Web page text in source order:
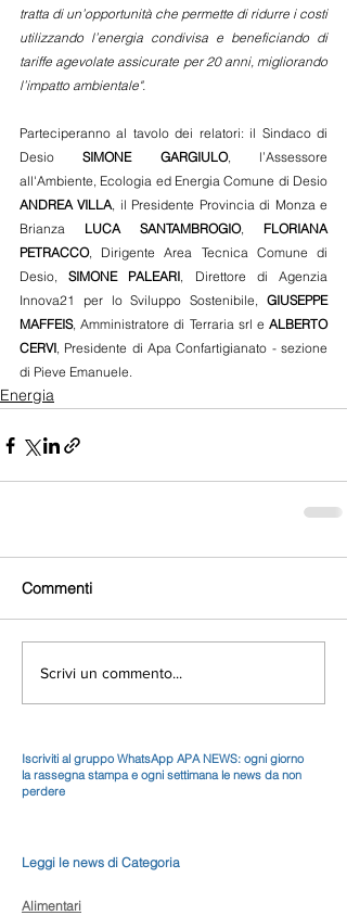
tratta di un’opportunità che permette di ridurre i costi
utilizzando l’energia condivisa e beneficiando di
tariffe agevolate assicurate per 20 anni, migliorando
l’impatto ambientale".
Parteciperanno al tavolo dei relatori: il Sindaco di
Desio SIMONE GARGIULO, l’Assessore
ANDREA VILLA, il Presidente Provincia di Monza e
Brianza LUCA SANTAMBROGIO, FLORIANA
PETRACCO, Dirigente Area Tecnica Comune di
Desio, SIMONE PALEARI, Direttore di Agenzia
Innova21 per lo Sviluppo Sostenibile, GIUSEPPE
MAFFEIS, Amministratore di Terraria srl e ALBERTO
CERVI, Presidente di Apa Confartigianato - sezione
di Pieve Emanuele.
Energia
Commenti
Scrivi un commento...
Iscriviti al gruppo WhatsApp APA NEWS: ogni giorno
la rassegna stampa e ogni settimana le news da non
perdere
Leggi le news di Categoria
Alimentari